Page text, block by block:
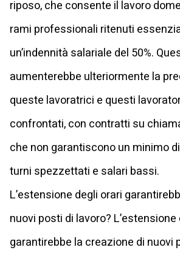
riposo, che consente il lavoro
rami professionali ritenuti
un’indennità salariale del 50%.
aumenterebbe ulteriormente la
queste lavoratrici e questi
confrontati, con contratti su
che non garantiscono un minimo
turni spezzettati e salari bassi.
L’estensione degli orari
nuovi posti di lavoro?
garantirebbe la creazione di nuovi